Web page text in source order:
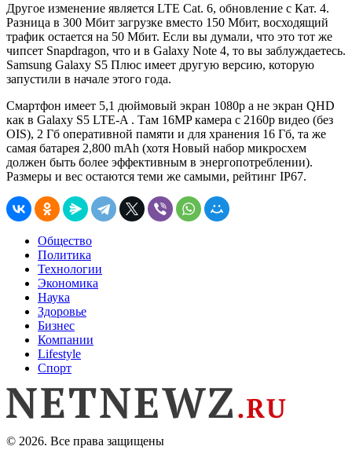
Другое изменение является LTE Cat. 6, обновление с Кат. 4.
Разница в 300 Мбит загрузке вместо 150 Мбит, восходящий
трафик остается на 50 Мбит. Если вы думали, что это тот же
чипсет Snapdragon, что и в Galaxy Note 4, то вы заблуждаетесь.
Samsung Galaxy S5 Плюс имеет другую версию, которую
запустили в начале этого года.
Смартфон имеет 5,1 дюймовый экран 1080p а не экран QHD
как в Galaxy S5 LTE-A . Там 16MP камера с 2160p видео (без
OIS), 2 Гб оперативной памяти и для хранения 16 Гб, та же
самая батарея 2,800 mAh (хотя Новый набор микросхем
должен быть более эффективным в энергопотреблении).
Размеры и вес остаются теми же самыми, рейтинг IP67.
Общество
Политика
Технологии
Экономика
Наука
Здоровье
Бизнес
Компании
Lifestyle
Спорт
© 2026. Все права защищены